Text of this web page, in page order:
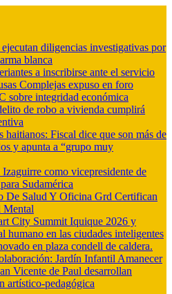
diligencias investigativas por
blanca
a inscribirse ante el servicio
Complejas expuso en foro
sobre integridad económica
de robo a vivienda cumplirá
haitianos: Fiscal dice que son más de
y apunta a “grupo muy
como vicepresidente de
Sudamérica
Salud Y Oficina Grd Certifican
Mental
City Summit Iquique 2026 y
humano en las ciudades inteligentes
en plaza condell de caldera.
Jardín Infantil Amanecer
Vicente de Paul desarrollan
artístico-pedagógica